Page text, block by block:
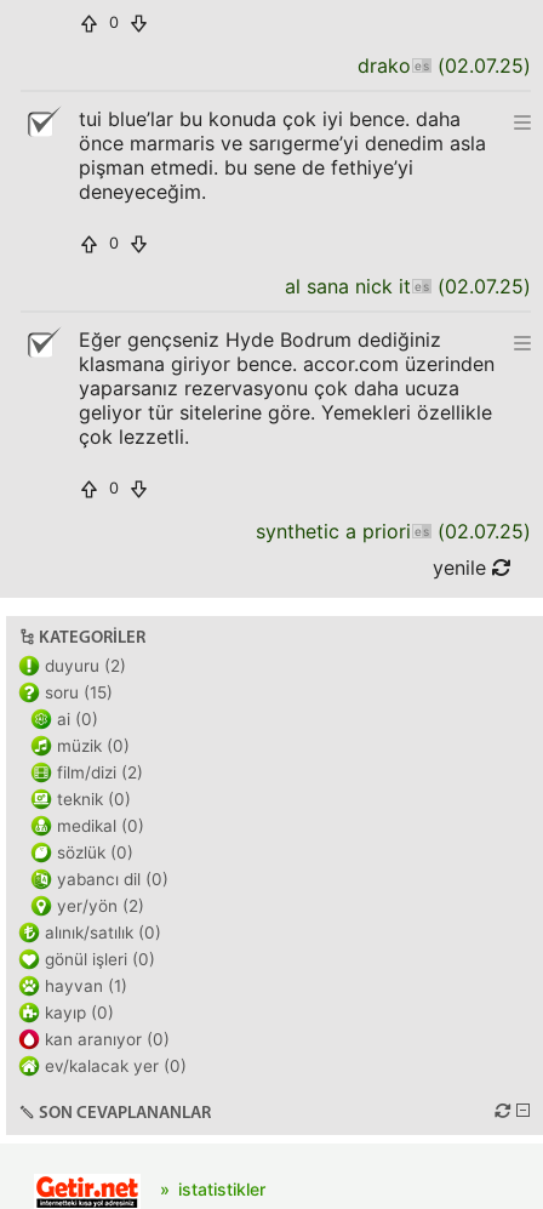
0
drako (02.07.25)
tui blue’lar bu konuda çok iyi bence. daha
önce marmaris ve sarıgerme’yi denedim asla
pişman etmedi. bu sene de fethiye’yi
deneyeceğim.
0
al sana nick it (02.07.25)
Eğer gençseniz Hyde Bodrum dediğiniz
klasmana giriyor bence. accor.com üzerinden
yaparsanız rezervasyonu çok daha ucuza
geliyor tür sitelerine göre. Yemekleri özellikle
çok lezzetli.
0
synthetic a priori (02.07.25)
yenile
KATEGORILER
duyuru (2)
soru (15)
ai (0)
müzik (0)
film/dizi (2)
teknik (0)
medikal (0)
sözlük (0)
yabancı dil (0)
yer/yön (2)
alınık/satılık (0)
gönül işleri (0)
hayvan (1)
kayıp (0)
kan aranıyor (0)
ev/kalacak yer (0)
SON CEVAPLANANLAR
istatistikler